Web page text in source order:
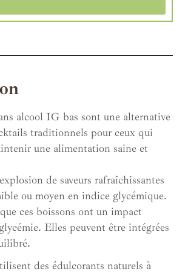
alcool IG bas sont une alternative
traditionnels pour ceux qui
une alimentation saine et
de saveurs rafraîchissantes
ou moyen en indice glycémique.
ces boissons ont un impact
Elles peuvent être intégrées
des édulcorants naturels à